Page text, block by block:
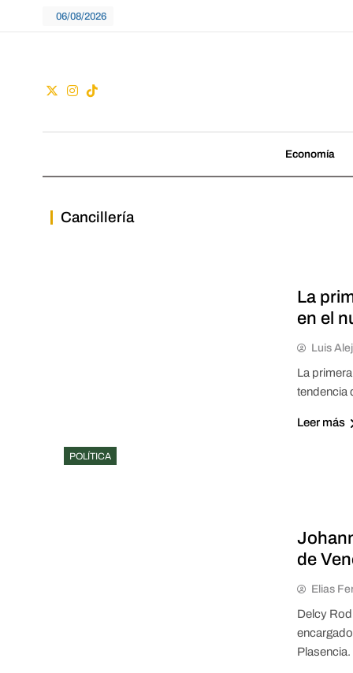
06/08/2026
Economía
Cancillería
POLÍTICA
La
en el
Luis
La
tendencia
Leer más
de
Elias
Delcy
Plasencia.